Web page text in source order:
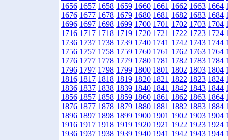
1656 1657 1658 1659 1660 1661 1662 1663 1664
1676 1677 1678 1679 1680 1681 1682 1683 1684
1696 1697 1698 1699 1700 1701 1702 1703 1704
1716 1717 1718 1719 1720 1721 1722 1723 1724
1736 1737 1738 1739 1740 1741 1742 1743 1744
1756 1757 1758 1759 1760 1761 1762 1763 1764
1776 1777 1778 1779 1780 1781 1782 1783 1784
1796 1797 1798 1799 1800 1801 1802 1803 1804
1816 1817 1818 1819 1820 1821 1822 1823 1824
1836 1837 1838 1839 1840 1841 1842 1843 1844
1856 1857 1858 1859 1860 1861 1862 1863 1864
1876 1877 1878 1879 1880 1881 1882 1883 1884
1896 1897 1898 1899 1900 1901 1902 1903 1904
1916 1917 1918 1919 1920 1921 1922 1923 1924
1936 1937 1938 1939 1940 1941 1942 1943 1944